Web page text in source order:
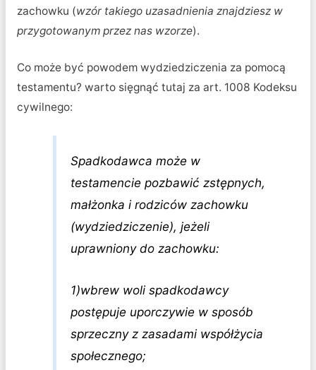
zachowku (wzór takiego uzasadnienia znajdziesz w
przygotowanym przez nas wzorze).
Co może być powodem wydziedziczenia za pomocą
testamentu? warto sięgnąć tutaj za art. 1008 Kodeksu
cywilnego:
Spadkodawca może w
testamencie pozbawić zstępnych,
małżonka i rodziców zachowku
(wydziedziczenie), jeżeli
uprawniony do zachowku:
1)wbrew woli spadkodawcy
postępuje uporczywie w sposób
sprzeczny z zasadami współżycia
społecznego;